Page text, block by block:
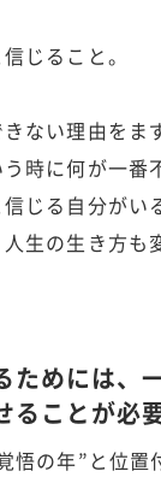
じること。
きない理由をま
時に何が一番
じる自分がい
生の生き方も
ためには、
ることが必
悟の年”と位置